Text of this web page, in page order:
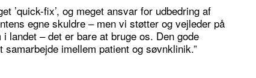
’quick-fix’, og meget ansvar for udbedring af
egne skuldre – men vi støtter og vejleder på
landet – det er bare at bruge os. Den gode
samarbejde imellem patient og søvnklinik.”